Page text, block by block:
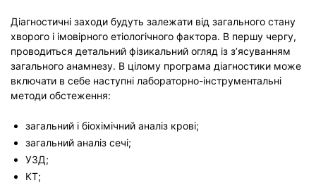
Діагностичні заходи будуть залежати від загального стану
хворого і імовірного етіологічного фактора. В першу чергу,
проводиться детальний фізикальний огляд із з’ясуванням
загального анамнезу. В цілому програма діагностики може
включати в себе наступні лабораторно-інструментальні
методи обстеження:
загальний і біохімічний аналіз крові;
загальний аналіз сечі;
УЗД;
КТ;